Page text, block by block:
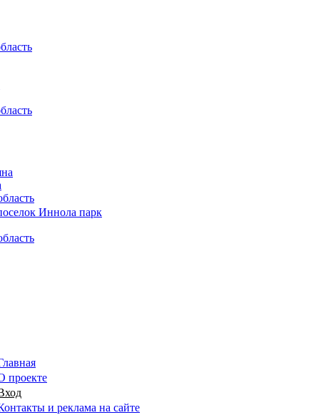
проекте
и реклама на сайте